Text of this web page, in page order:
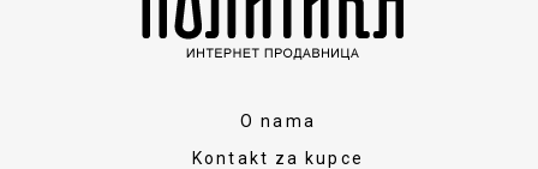
O nama
Kontakt za kupce